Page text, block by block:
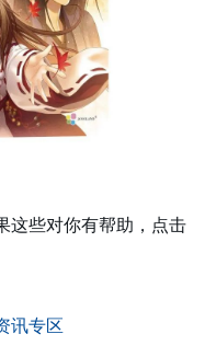
这些对你有帮助，点击
讯专区